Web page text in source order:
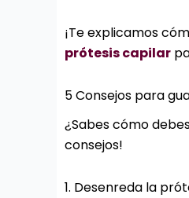
¡Te explicamos
prótesis capilar
5 Consejos para
¿Sabes cómo
consejos!
1. Desenreda la